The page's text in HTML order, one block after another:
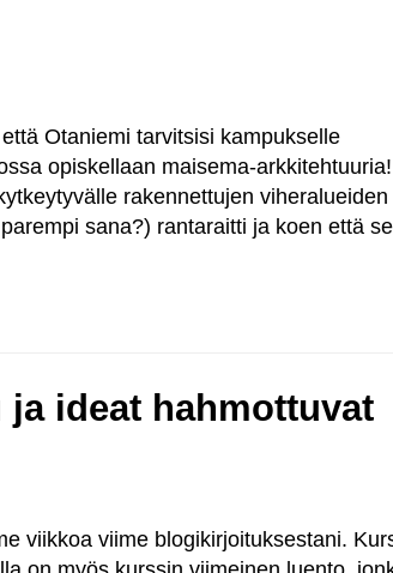
Otaniemi tarvitsisi kampukselle
opiskellaan maisema-arkkitehtuuria!
rakennettujen viheralueiden
sana?) rantaraitti ja koen että
ja ideat hahmottuvat
viikkoa viime blogikirjoituksestani.